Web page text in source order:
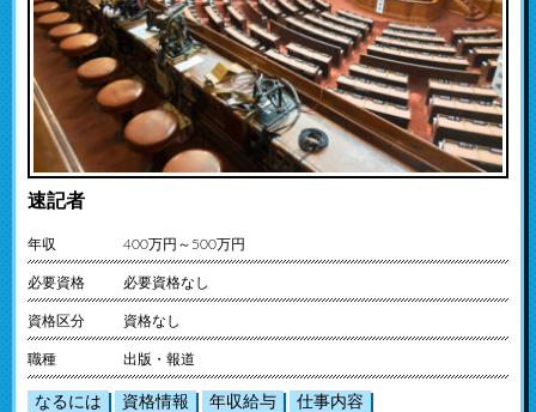
速記者
年収 400万円～500万円
必要資格 必要資格なし
資格区分 資格なし
職種 出版・報道
なるには 資格情報 年収給与 仕事内容